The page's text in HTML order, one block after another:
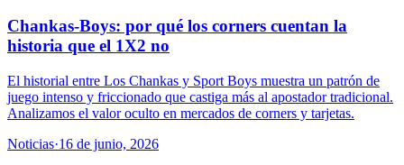
Chankas-Boys: por qué los corners cuentan la
historia que el 1X2 no
El historial entre Los Chankas y Sport Boys muestra un patrón de
juego intenso y friccionado que castiga más al apostador tradicional.
Analizamos el valor oculto en mercados de corners y tarjetas.
Noticias·16 de junio, 2026